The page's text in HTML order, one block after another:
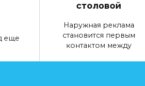
еще
столовой
Наружная реклама
становится первым
контактом между